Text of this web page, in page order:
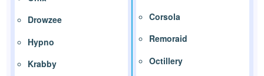
Drowzee
Hypno
Krabby
Corsola
Remoraid
Octillery